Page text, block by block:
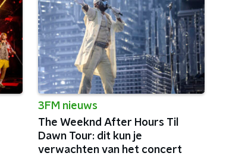
3FM nieuws
The Weeknd After Hours Til
Dawn Tour: dit kun je
verwachten van het concert